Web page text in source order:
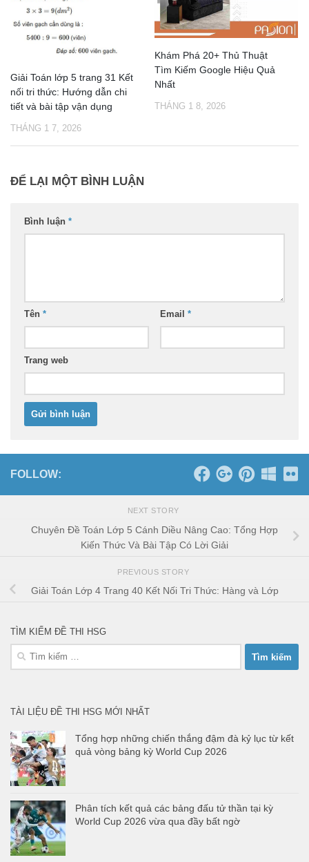
Giải Toán lớp 5 trang 31 Kết
nối tri thức: Hướng dẫn chi
tiết và bài tập vận dụng
THÁNG 1 7, 2026
Khám Phá 20+ Thủ Thuật
Tìm Kiếm Google Hiệu Quả
Nhất
THÁNG 1 8, 2026
ĐỂ LẠI MỘT BÌNH LUẬN
Bình luận *
Tên * Email *
Trang web
FOLLOW:
NEXT STORY
Chuyên Đề Toán Lớp 5 Cánh Diều Nâng Cao: Tổng Hợp
Kiến Thức Và Bài Tập Có Lời Giải
PREVIOUS STORY
Giải Toán Lớp 4 Trang 40 Kết Nối Tri Thức: Hàng và Lớp
TÌM KIẾM ĐỀ THI HSG
Tìm
kiếm
TÀI LIỆU ĐỀ THI HSG MỚI NHẤT
Tổng hợp những chiến thắng đậm đà kỷ lục từ kết
quả vòng bảng kỳ World Cup 2026
Phân tích kết quả các bảng đấu tử thần tại kỳ
World Cup 2026 vừa qua đầy bất ngờ